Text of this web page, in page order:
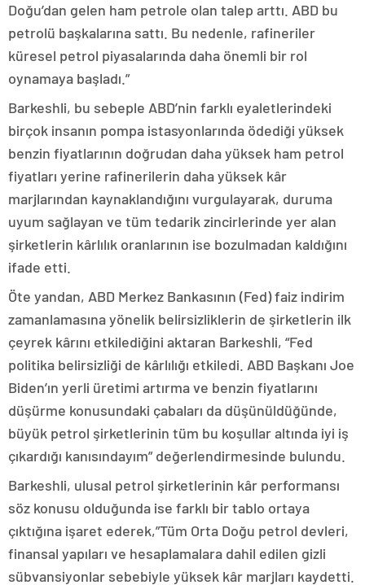
Doğu’dan gelen ham petrole olan talep arttı. ABD bu
petrolü başkalarına sattı. Bu nedenle, rafineriler
küresel petrol piyasalarında daha önemli bir rol
oynamaya başladı.”
Barkeshli, bu sebeple ABD’nin farklı eyaletlerindeki
birçok insanın pompa istasyonlarında ödediği yüksek
benzin fiyatlarının doğrudan daha yüksek ham petrol
fiyatları yerine rafinerilerin daha yüksek kâr
marjlarından kaynaklandığını vurgulayarak, duruma
uyum sağlayan ve tüm tedarik zincirlerinde yer alan
şirketlerin kârlılık oranlarının ise bozulmadan kaldığını
ifade etti.
Öte yandan, ABD Merkez Bankasının (Fed) faiz indirim
zamanlamasına yönelik belirsizliklerin de şirketlerin ilk
çeyrek kârını etkilediğini aktaran Barkeshli, “Fed
politika belirsizliği de kârlılığı etkiledi. ABD Başkanı Joe
Biden’ın yerli üretimi artırma ve benzin fiyatlarını
düşürme konusundaki çabaları da düşünüldüğünde,
büyük petrol şirketlerinin tüm bu koşullar altında iyi iş
çıkardığı kanısındayım” değerlendirmesinde bulundu.
Barkeshli, ulusal petrol şirketlerinin kâr performansı
söz konusu olduğunda ise farklı bir tablo ortaya
çıktığına işaret ederek,”Tüm Orta Doğu petrol devleri,
finansal yapıları ve hesaplamalara dahil edilen gizli
sübvansiyonlar sebebiyle yüksek kâr marjları kaydetti.